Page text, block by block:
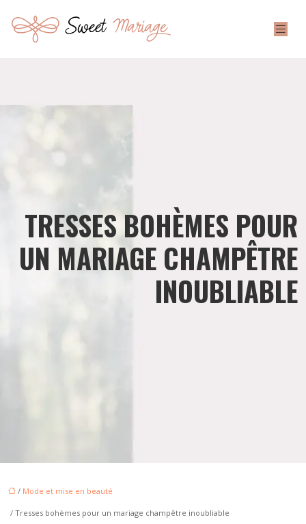
TRESSES BOHÈMES POUR
UN MARIAGE CHAMPÊTRE
INOUBLIABLE
/ Mode et mise en beauté
/ Tresses bohèmes pour un mariage champêtre inoubliable